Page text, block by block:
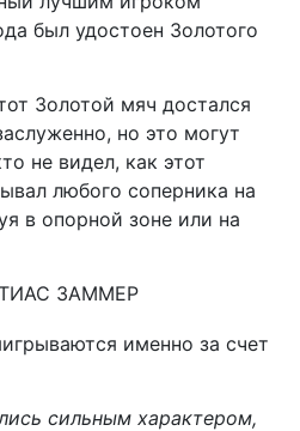
был удостоен Золотого
Золотой мяч достался
но это могут
не видел, как этот
любого соперника на
в опорной зоне или на
ЗАММЕР
именно за счет
сильным характером,